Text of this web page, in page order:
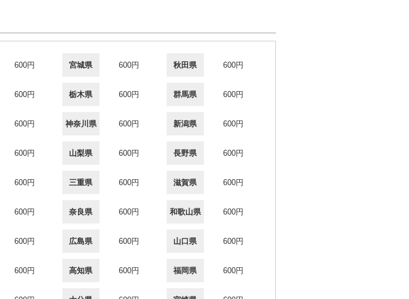
600円 宮城県 600円 秋田県 600円
600円 栃木県 600円 群馬県 600円
600円 神奈川県 600円 新潟県 600円
600円 山梨県 600円 長野県 600円
600円 三重県 600円 滋賀県 600円
600円 奈良県 600円 和歌山県 600円
600円 広島県 600円 山口県 600円
600円 高知県 600円 福岡県 600円